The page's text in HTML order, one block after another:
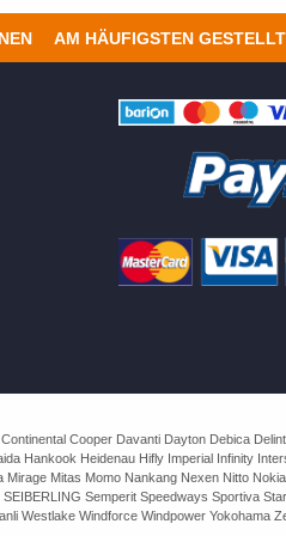
AM HÄUFIGSTEN
Cooper Davanti Dayton Debica
Hankook Heidenau Hifly Imperial Infinity
Mitas Momo Nankang Nexen Nitto
Semperit Speedways Sportiva
Westlake Windforce Windpower Yokohama